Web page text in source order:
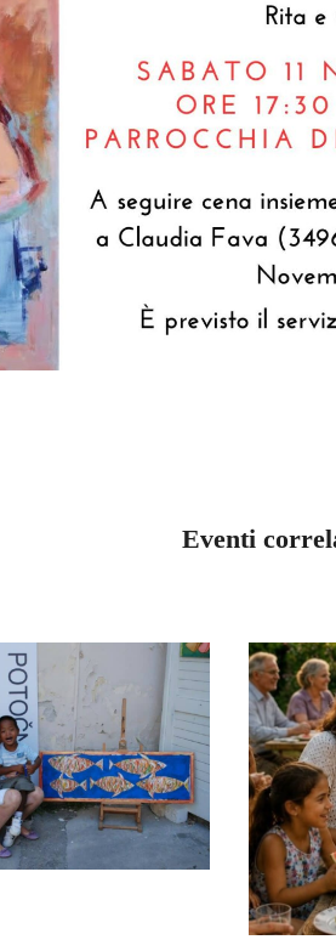
Eventi
ROMAGNA
CHE
SEMPRE.
21, 2026
LA